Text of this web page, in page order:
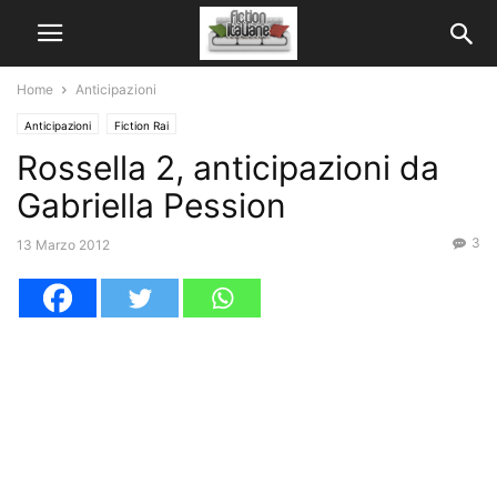
Home Anticipazioni
Anticipazioni Fiction Rai
Rossella 2, anticipazioni da
Gabriella Pession
13 Marzo 2012 3